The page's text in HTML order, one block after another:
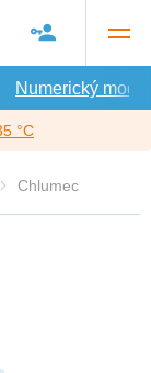
Numerický model
°C
Chlumec